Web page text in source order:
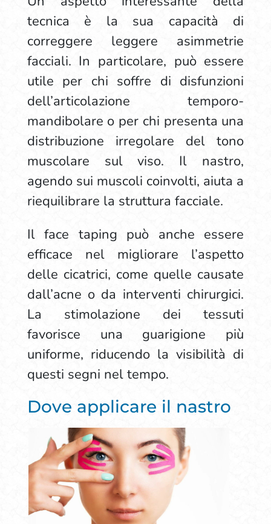
tecnica è la sua capacità di
correggere leggere asimmetrie
facciali. In particolare, può essere
utile per chi soffre di disfunzioni
dell’articolazione temporo-
mandibolare o per chi presenta una
distribuzione irregolare del tono
muscolare sul viso. Il nastro,
agendo sui muscoli coinvolti, aiuta a
riequilibrare la struttura facciale.
Il face taping può anche essere
efficace nel migliorare l’aspetto
delle cicatrici, come quelle causate
dall’acne o da interventi chirurgici.
La stimolazione dei tessuti
favorisce una guarigione più
uniforme, riducendo la visibilità di
questi segni nel tempo.
Dove applicare il nastro